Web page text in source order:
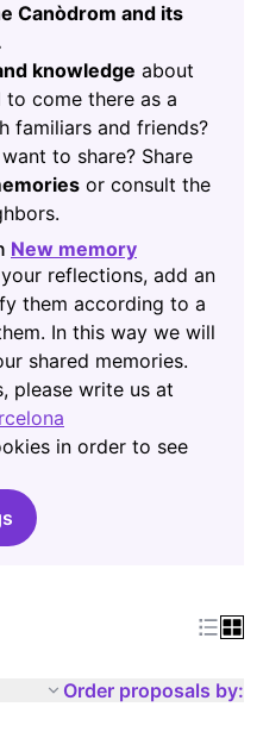
Canòdrom and its
knowledge about
to come there as a
familiars and friends?
to share? Share
or consult the
New memory
(Opens in
reflections, add an
them according to a
In this way we will
shared memories.
please write us at
(Opens in new tab)
in order to see
Order proposals by: